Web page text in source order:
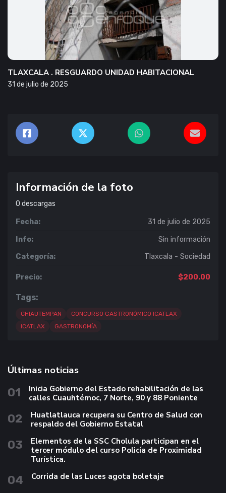
TLAXCALA . RESGUARDO UNIDAD HABITACIONAL
31 de julio de 2025
Información de la foto
0 descargas
Fecha: 31 de julio de 2025
Info: Sin información
Categoría: Tlaxcala - Sociedad
Precio: $200.00
Tags:
CHIAUTEMPAN
CONCURSO GASTRONÓMICO ICATLAX
ICATLAX
GASTRONOMÍA
Últimas noticias
01
Inicia Gobierno del Estado rehabilitación de las
calles Cuauhtémoc, 7 Norte, 90 y 88 Poniente
02
Huatlatlauca recupera su Centro de Salud con
respaldo del Gobierno Estatal
03
Elementos de la SSC Cholula participan en el
tercer módulo del curso Policía de Proximidad
Turística.
04 Corrida de las Luces agota boletaje